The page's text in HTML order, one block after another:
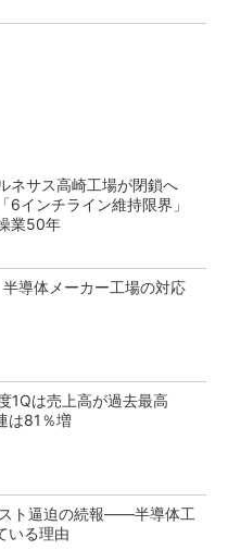
ネサス高崎工場が閉鎖へ
「6インチライン維持限界」
業50年
導体メーカー工場の対応
1Qは売上高が過去最高
は81％増
ト逼迫の続報――半導体工
いる理由